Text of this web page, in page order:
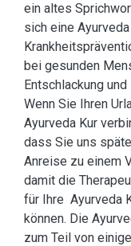
ein altes
sich eine
bei gesunden
Entschlackung
Wenn Sie Ihren
Ayurveda Kur
dass Sie uns
Anreise zu einem
damit die
für Ihre Ayurveda
können. Die
zum Teil von